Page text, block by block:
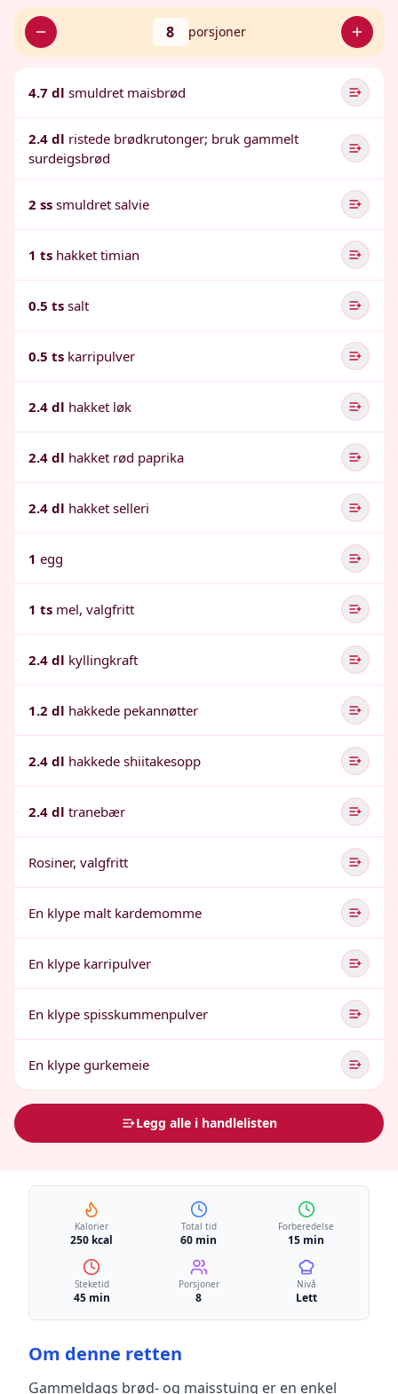
8 porsjoner
4.7 dl smuldret maisbrød
2.4 dl ristede brødkrutonger; bruk gammelt
surdeigsbrød
2 ss smuldret salvie
1 ts hakket timian
0.5 ts salt
0.5 ts karripulver
2.4 dl hakket løk
2.4 dl hakket rød paprika
2.4 dl hakket selleri
1 egg
1 ts mel, valgfritt
2.4 dl kyllingkraft
1.2 dl hakkede pekannøtter
2.4 dl hakkede shiitakesopp
2.4 dl tranebær
Rosiner, valgfritt
En klype malt kardemomme
En klype karripulver
En klype spisskummenpulver
En klype gurkemeie
Legg alle i handlelisten
Kalorier
250 kcal
Total tid
60 min
Forberedelse
15 min
Steketid
45 min
Porsjoner
8
Nivå
Lett
Om denne retten
Gammeldags brød- og maisstuing er en enkel